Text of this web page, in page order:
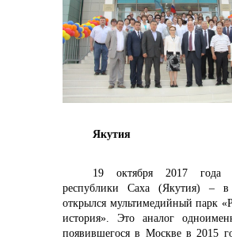
реализация
Якутия
19 октября 2017 года
республики Саха (Якутия) –
открылся мультимедийный парк
история». Это аналог
появившегося в Москве в 2015